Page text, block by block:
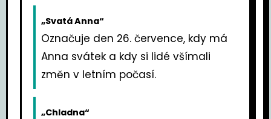
„Svatá Anna“
Označuje den 26. července, kdy má
Anna svátek a kdy si lidé všímali
změn v letním počasí.
„Chladna“